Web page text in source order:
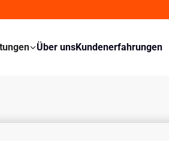
Über unsKundenerfahrungen